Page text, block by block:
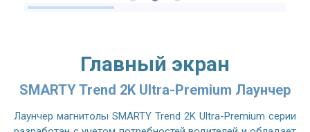
Главный экран
SMARTY Trend 2K Ultra-Premium Лаунчер
Лаунчер магнитолы SMARTY Trend 2K Ultra-Premium серии